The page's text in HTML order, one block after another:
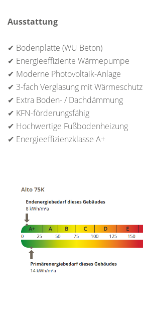
Ausstattung
✔ Bodenplatte (WU Beton)
✔ Energieeffiziente Wärmepumpe
✔ Moderne Photovoltaik-Anlage
✔ 3-fach Verglasung mit Wärmeschutz
✔ Extra Boden- / Dachdämmung
✔ KFN-förderungsfähig
✔ Hochwertige Fußbodenheizung
✔ Energieeffizienzklasse A+